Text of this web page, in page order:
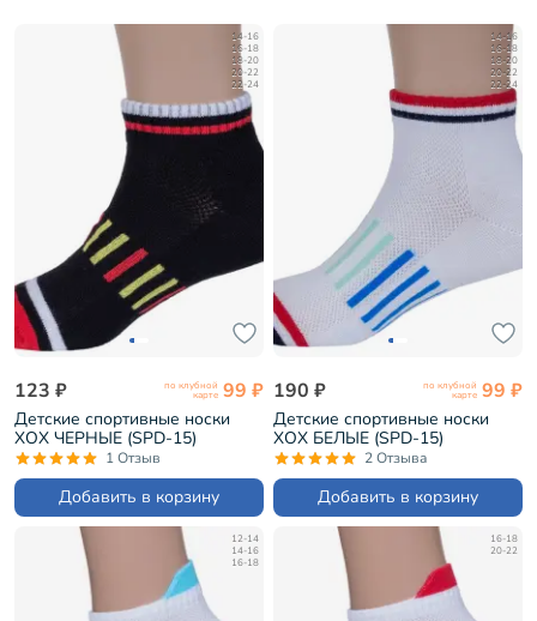
14-16
16-18
18-20
20-22
22-24
123 ₽ по клубной
карте 99 ₽
Детские спортивные носки
ХОХ ЧЕРНЫЕ (SPD-15)
1 Отзыв
Добавить в корзину
14-16
16-18
18-20
20-22
22-24
190 ₽ по клубной
карте 99 ₽
Детские спортивные носки
ХОХ БЕЛЫЕ (SPD-15)
2 Отзыва
Добавить в корзину
12-14
14-16
16-18
16-18
20-22